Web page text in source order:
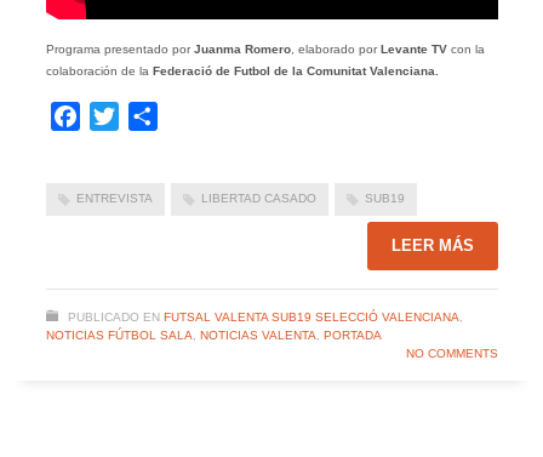
Programa presentado porJuanma Romero, elaborado porLevante TV con la
colaboración de la Federació de Futbol de la Comunitat Valenciana.
Facebook
Twitter
ENTREVISTA LIBERTAD CASADO SUB19
LEER MÁS
PUBLICADO EN FUTSAL VALENTA SUB19 SELECCIÓ VALENCIANA
NOTICIAS FÚTBOL SALA
NOTICIAS VALENTA
PORTADA
NO COMMENTS